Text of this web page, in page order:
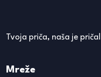
Tvoja priča, naša je priča!
Mreže